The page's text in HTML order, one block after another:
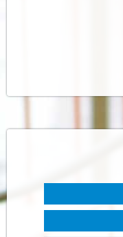
überspringen